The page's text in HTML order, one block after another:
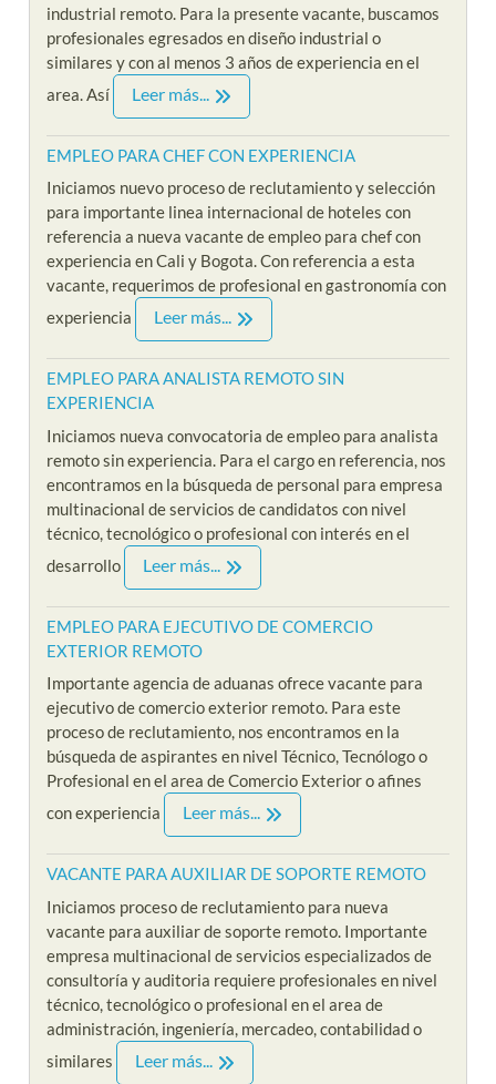
industrial remoto. Para la presente vacante, buscamos
profesionales egresados en diseño industrial o
similares y con al menos 3 años de experiencia en el
area. Así
Leer más...
EMPLEO PARA CHEF CON EXPERIENCIA
Iniciamos nuevo proceso de reclutamiento y selección
para importante linea internacional de hoteles con
referencia a nueva vacante de empleo para chef con
experiencia en Cali y Bogota. Con referencia a esta
vacante, requerimos de profesional en gastronomía con
experiencia
Leer más...
EMPLEO PARA ANALISTA REMOTO SIN
EXPERIENCIA
Iniciamos nueva convocatoria de empleo para analista
remoto sin experiencia. Para el cargo en referencia, nos
encontramos en la búsqueda de personal para empresa
multinacional de servicios de candidatos con nivel
técnico, tecnológico o profesional con interés en el
desarrollo
Leer más...
EMPLEO PARA EJECUTIVO DE COMERCIO
EXTERIOR REMOTO
Importante agencia de aduanas ofrece vacante para
ejecutivo de comercio exterior remoto. Para este
proceso de reclutamiento, nos encontramos en la
búsqueda de aspirantes en nivel Técnico, Tecnólogo o
Profesional en el area de Comercio Exterior o afines
con experiencia
Leer más...
VACANTE PARA AUXILIAR DE SOPORTE REMOTO
Iniciamos proceso de reclutamiento para nueva
vacante para auxiliar de soporte remoto. Importante
empresa multinacional de servicios especializados de
consultoría y auditoria requiere profesionales en nivel
técnico, tecnológico o profesional en el area de
administración, ingeniería, mercadeo, contabilidad o
similares
Leer más...